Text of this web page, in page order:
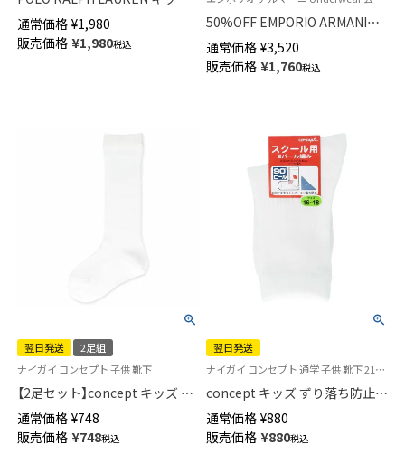
ハイソックス 折り返しピコット
ミシン フリル 04813773
通常価格 ¥1,980
販売価格 ¥1,980税込
50%OFF EMPORIO ARMANI
BOLD MONOGRAM ボールド モ
ノグラム ボクサーパンツ 前閉
じ EUサイズ メンズ 54007159
通常価格 ¥3,520
販売価格 ¥1,760税込
翌日発送
2足組
ナイガイ コンセプト 子供 靴下
【2足セット】concept キッズ ず
り落ち防止 スクールソックス
ハイソックス 足首パール編み
かかと大きめ 直角ヒール 通学
通常価格 ¥748
販売価格 ¥748税込
翌日発送
ナイガイ コンセプト 通学 子供 靴下 21S-16
concept キッズ ずり落ち防止
スクールソックス クルー丈 足
首パール編み かかと大きめ 直
角ヒール【365日最短翌日発送】
通常価格 ¥880
販売価格 ¥880税込